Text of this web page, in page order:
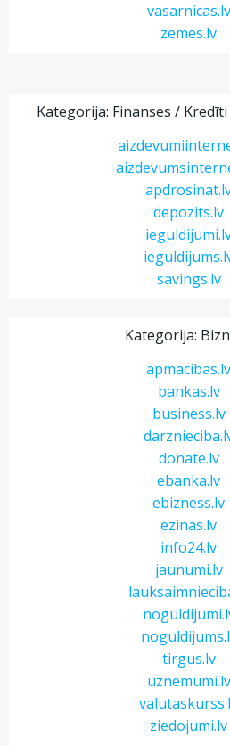
vasarnicas.lv
zemes.lv
Kategorija: Finanses /
depozits.lv
savings.lv
Kategorija:
apmacibas.lv
bankas.lv
business.lv
donate.lv
ebanka.lv
ebizness.lv
ezinas.lv
info24.lv
jaunumi.lv
tirgus.lv
uznemumi.lv
ziedojumi.lv